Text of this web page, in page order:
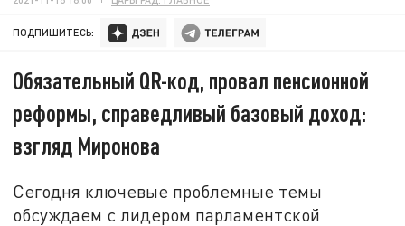
ПОДПИШИТЕСЬ:
Обязательный QR-код, провал пенсионной
реформы, справедливый базовый доход:
взгляд Миронова
Сегодня ключевые проблемные темы
обсуждаем с лидером парламентской